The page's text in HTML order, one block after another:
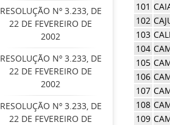
RESOLUÇÃO Nº 3.233, DE
22 DE FEVEREIRO DE
2002
RESOLUÇÃO Nº 3.233, DE
22 DE FEVEREIRO DE
2002
RESOLUÇÃO Nº 3.233, DE
22 DE FEVEREIRO DE
101
102
103
104
105
106
107
108
109